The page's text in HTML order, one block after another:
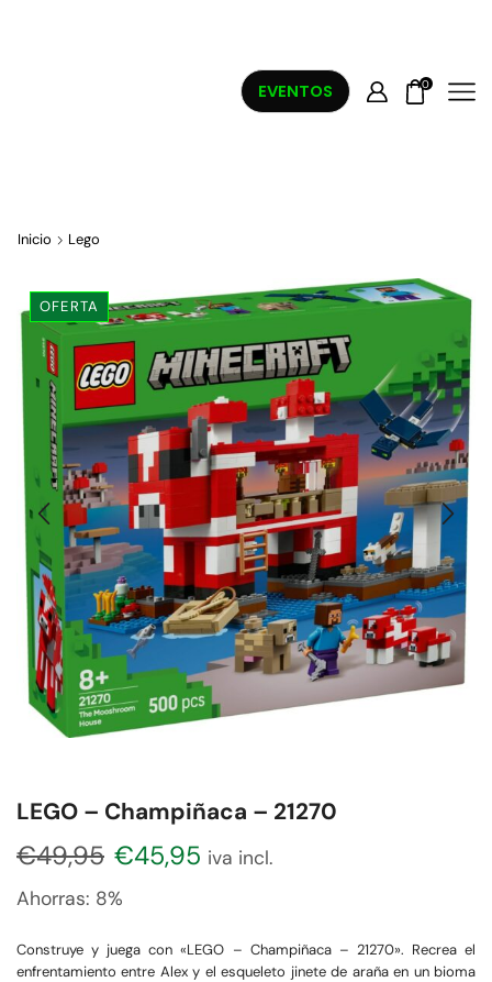
EVENTOS 0
Inicio Lego
OFERTA
LEGO – Champiñaca – 21270
€49,95 €45,95 iva incl.
Ahorras: 8%
Construye y juega con «LEGO – Champiñaca – 21270». Recrea el
enfrentamiento entre Alex y el esqueleto jinete de araña en un bioma